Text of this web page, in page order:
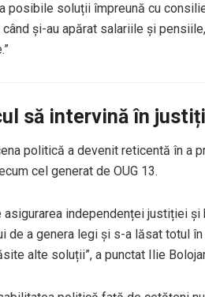
posibile soluții împreună cu
și-au apărat salariile și
să intervină în
politică a devenit reticentă în a
cel generat de OUG 13.
independenței justiției
a genera legi și s-a lăsat totul
alte soluții”, a punctat Ilie